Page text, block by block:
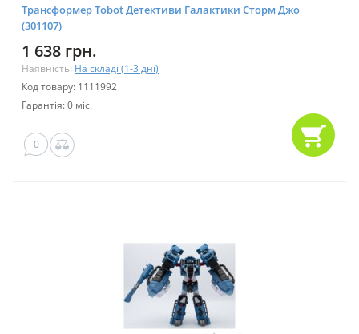
Трансформер Tobot Детективи Галактики Сторм Джо
(301107)
1 638 грн.
Наявність: На складі (1-3 дні)
Код товару: 1111992
Гарантія: 0 міс.
0